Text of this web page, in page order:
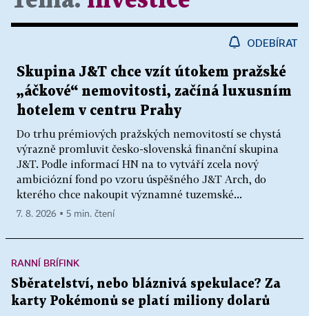
ODEBÍRAT
Skupina J&T chce vzít útokem pražské
„áčkové“ nemovitosti, začíná luxusním
hotelem v centru Prahy
Do trhu prémiových pražských nemovitostí se chystá
výrazně promluvit česko-slovenská finanční skupina
J&T. Podle informací HN na to vytváří zcela nový
ambiciózní fond po vzoru úspěšného J&T Arch, do
kterého chce nakoupit významné tuzemské...
7. 8. 2026 ▪ 5 min. čtení
RANNÍ BRÍFINK
Sběratelství, nebo bláznivá spekulace? Za
karty Pokémonů se platí miliony dolarů